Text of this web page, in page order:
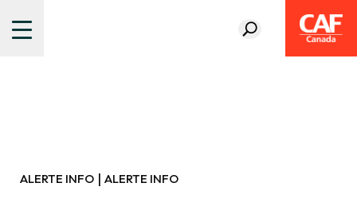
ALERTE INFO | ALERTE INFO